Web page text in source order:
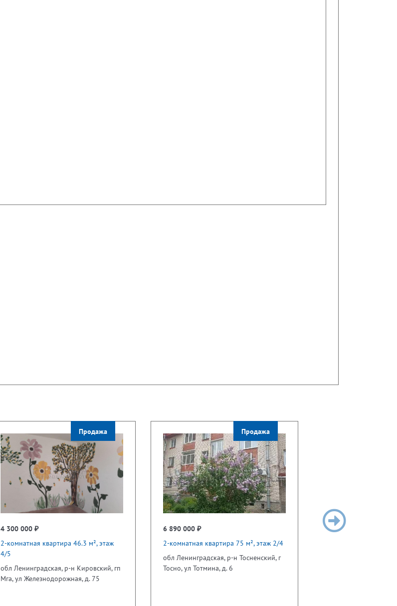
Продажа
4 300 000 ₽
2-комнатная квартира 46.3 м², этаж
4/5
обл Ленинградская, р-н Кировский, гп
Мга, ул Железнодорожная, д. 75
Продажа
6 890 000 ₽
2-комнатная квартира 75 м², этаж 2/4
обл Ленинградская, р-н Тосненский, г
Тосно, ул Тотмина, д. 6